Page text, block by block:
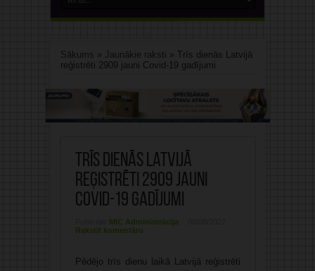
Sākums » Jaunākie raksti » Trīs dienās Latvijā
reģistrēti 2909 jauni Covid-19 gadījumi
Trīs dienās Latvijā
reģistrēti 2909 jauni
Covid-19 gadījumi
MIC Administrācija
Rakstīt komentāru
Pēdējo trīs dienu laikā Latvijā reģistrēti